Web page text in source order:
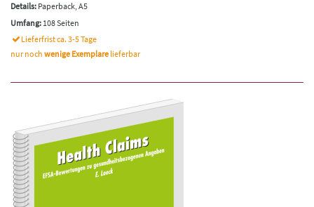
Details: Paperback, A5
Umfang: 108 Seiten
Lieferfrist ca. 3-5 Tage
nur noch wenige Exemplare lieferbar